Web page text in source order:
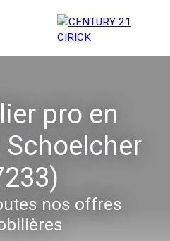
96 10 62 21
pro en
Schoelcher
nos offres